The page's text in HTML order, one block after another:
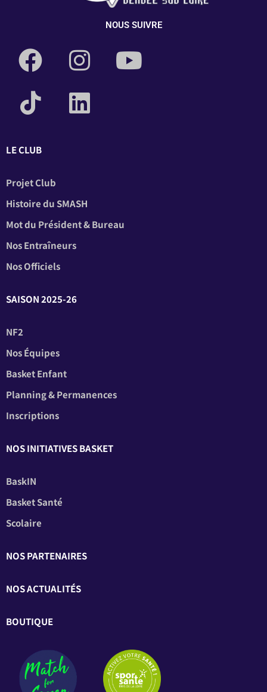
NOUS SUIVRE
LE CLUB
Projet Club
Histoire du SMASH
Mot du Président & Bureau
Nos Entraîneurs
Nos Officiels
SAISON 2025-26
NF2
Nos Équipes
Basket Enfant
Planning & Permanences
Inscriptions
NOS INITIATIVES BASKET
BaskIN
Basket Santé
Scolaire
NOS PARTENAIRES
NOS ACTUALITÉS
BOUTIQUE